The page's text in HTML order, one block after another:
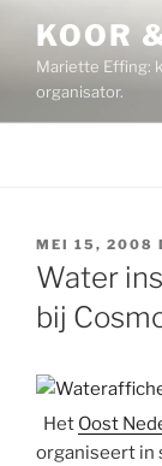
inhoud
KOOR
Mariette Effing:
organisator.
GEPLAATST
OP
MEI 15, 2008
Water
bij
Het Oost
organiseert in